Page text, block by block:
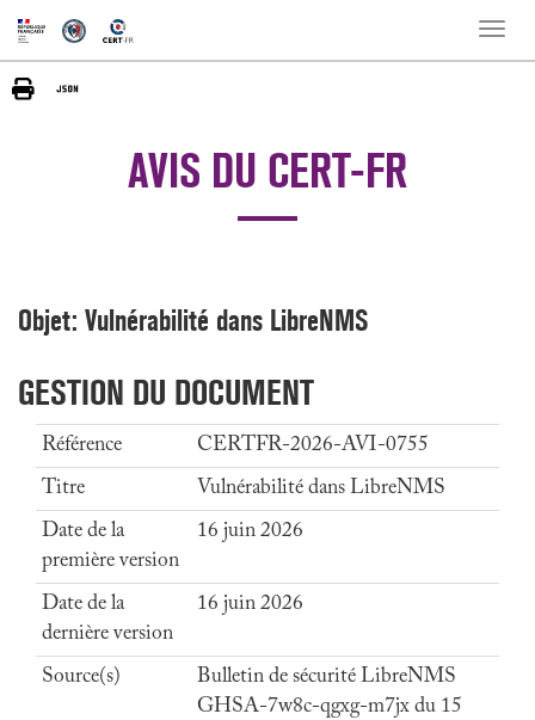
Toggle
AVIS DU CERT-FR
Objet: Vulnérabilité dans LibreNMS
GESTION DU DOCUMENT
Référence
CERTFR-2026-AVI-0755
Titre
Vulnérabilité dans LibreNMS
Date de la
première version
16 juin 2026
Date de la
dernière version
16 juin 2026
Source(s)
Bulletin de sécurité LibreNMS
GHSA-7w8c-qgxg-m7jx du 15